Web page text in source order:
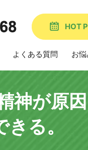
HOT
よくある質問 お
神が原
る。